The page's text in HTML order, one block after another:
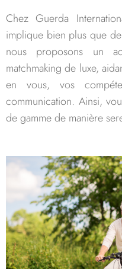
Chez Guerda
implique bien plus que
nous proposons un
matchmaking de luxe,
en vous, vos
communication. Ainsi,
de gamme de manière